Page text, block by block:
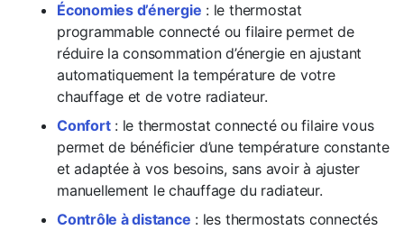
Économies d’énergie : le thermostat
programmable connecté ou filaire permet de
réduire la consommation d’énergie en ajustant
automatiquement la température de votre
chauffage et de votre radiateur.
Confort: le thermostat connecté ou filaire vous
permet de bénéficier d’une température constante
et adaptée à vos besoins, sans avoir à ajuster
manuellement le chauffage du radiateur.
Contrôle à distance : les thermostats connectés